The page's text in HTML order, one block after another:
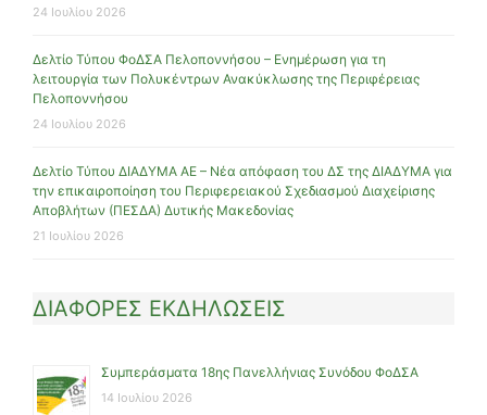
24 Ιουλίου 2026
Δελτίο Τύπου ΦοΔΣΑ Πελοποννήσου – Ενημέρωση για τη
λειτουργία των Πολυκέντρων Ανακύκλωσης της Περιφέρειας
Πελοποννήσου
24 Ιουλίου 2026
Δελτίο Τύπου ΔΙΑΔΥΜΑ ΑΕ – Νέα απόφαση του ΔΣ της ΔΙΑΔΥΜΑ για
την επικαιροποίηση του Περιφερειακού Σχεδιασμού Διαχείρισης
Αποβλήτων (ΠΕΣΔΑ) Δυτικής Μακεδονίας
21 Ιουλίου 2026
ΔΙΑΦΟΡΕΣ ΕΚΔΗΛΩΣΕΙΣ
Συμπεράσματα 18ης Πανελλήνιας Συνόδου ΦοΔΣΑ
14 Ιουλίου 2026